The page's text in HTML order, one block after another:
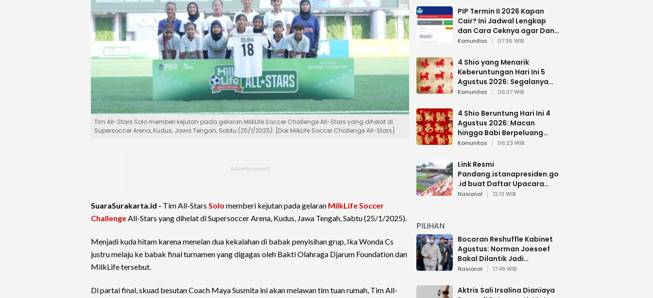
Tim All-Stars Solo memberi kejutan pada gelaran MilkLife Soccer Challenge All-Stars yang dihelat di
Supersoccer Arena, Kudus, Jawa Tengah, Sabtu (25/1/2025). [Dok MilkLife Soccer Challenge All-Stars]
SuaraSurakarta.id - Tim All-Stars Solo memberi kejutan pada gelaran MilkLife Soccer
ChallengeAll-Stars yang dihelat di Supersoccer Arena, Kudus, Jawa Tengah, Sabtu (25/1/2025).
Menjadi kuda hitam karena menelan dua kekalahan di babak penyisihan grup, Ika Wonda Cs
justru melaju ke babak final turnamen yang digagas oleh Bakti Olahraga Djarum Foundation dan
MilkLife tersebut.
Di partai final, skuad besutan Coach Maya Susmita ini akan melawan tim tuan rumah, Tim All-
PIP Termin II 2026 Kapan
Cair? Ini Jadwal Lengkap
dan Cara Ceknya agar Dana
Tidak Hangus!
Komunitas 07:36 WIB
4 Shio yang Menarik
Keberuntungan Hari Ini 5
Agustus 2026: Segalanya
Berjalan Lancar
Komunitas 06:37 WIB
4 Shio Beruntung Hari Ini 4
Agustus 2026: Macan
hingga Babi Berpeluang
Dapat Kabar Baik
Komunitas 06:23 WIB
Link Resmi
Pandang.istanapresiden.go
.id buat Daftar Upacara
Bendera HUT RI di Istana
Nasional 12:13 WIB
PILIHAN
Bocoran Reshuffle Kabinet
Agustus: Norman Joesoef
Bakal Dilantik Jadi
Wamenhan RI
Nasional 17:49 WIB
Aktris Sali Irsalina Dianiaya